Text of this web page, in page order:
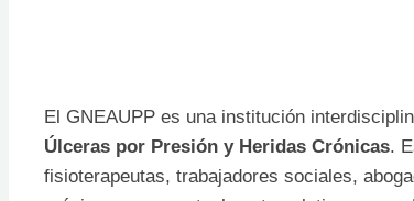
El GNEAUPP es una institución
Úlceras por Presión y Heridas Crónicas.
fisioterapeutas, trabajadores sociales,